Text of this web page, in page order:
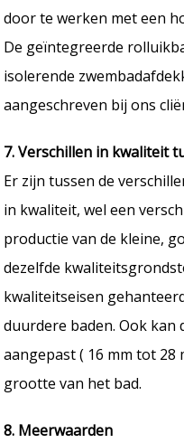
door te werken met een
De geïntegreerde
isolerende
aangeschreven bij ons
7. Verschillen in kwaliteit
Er zijn tussen de
in kwaliteit, wel een
productie van de kleine,
dezelfde
kwaliteitseisen
duurdere baden. Ook
aangepast ( 16 mm tot 28
grootte van het bad.
8. Meerwaarden